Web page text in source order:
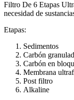
Filtro De 6 Etapas
necesidad de
Etapas:
Sedimentos
Carbón
Carbón en
Membrana
Post filtro
Alkaline